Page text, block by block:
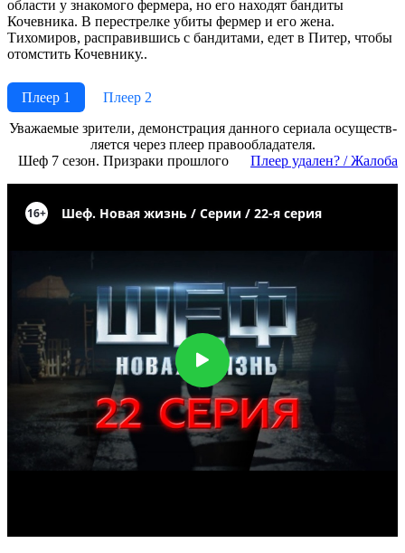
области у знакомого фермера, но его находят бандиты
Кочевника. В перестрелке убиты фермер и его жена.
Тихомиров, расправившись с бандитами, едет в Питер, чтобы
отомстить Кочевнику..
Плеер 1
Плеер 2
Ува­жае­мые зри­те­ли, де­мон­ст­ра­ция дан­но­го се­риа­ла осу­ще­ст­в­
ля­ет­ся че­рез пле­ер пра­во­об­ла­да­те­ля.
Шеф 7 сезон. Призраки прошлого
Пле­ер уда­лен? / Жа­ло­ба